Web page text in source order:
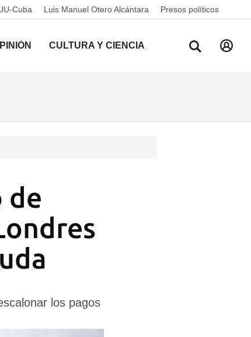
Cuba Luis Manuel Otero Alcántara Presos políticos
CULTURA Y CIENCIA
de
los pagos